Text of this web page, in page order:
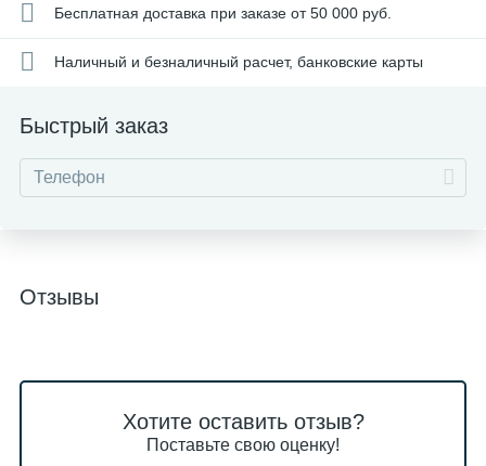
Бесплатная доставка при заказе от 50 000 руб.
Наличный и безналичный расчет, банковские карты
Быстрый заказ
Отзывы
Хотите оставить отзыв?
Поставьте свою оценку!